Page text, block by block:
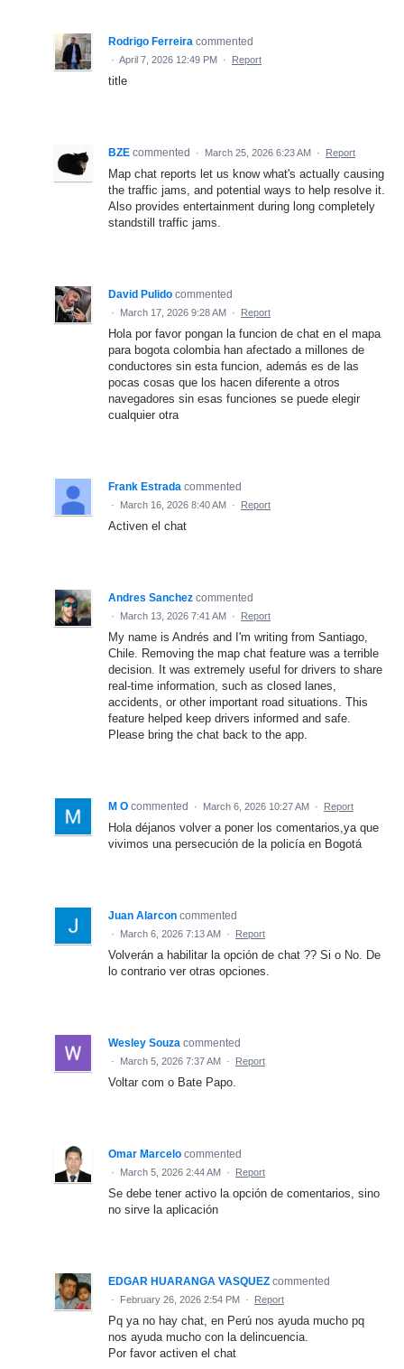
Rodrigo Ferreira commented
· April 7, 2026 12:49 PM · Report
title
BZE commented · March 25, 2026 6:23 AM · Report
Map chat reports let us know what's actually causing
the traffic jams, and potential ways to help resolve it.
Also provides entertainment during long completely
standstill traffic jams.
David Pulido commented
· March 17, 2026 9:28 AM · Report
Hola por favor pongan la funcion de chat en el mapa
para bogota colombia han afectado a millones de
conductores sin esta funcion, además es de las
pocas cosas que los hacen diferente a otros
navegadores sin esas funciones se puede elegir
cualquier otra
Frank Estrada commented
· March 16, 2026 8:40 AM · Report
Activen el chat
Andres Sanchez commented
· March 13, 2026 7:41 AM · Report
My name is Andrés and I'm writing from Santiago,
Chile. Removing the map chat feature was a terrible
decision. It was extremely useful for drivers to share
real-time information, such as closed lanes,
accidents, or other important road situations. This
feature helped keep drivers informed and safe.
Please bring the chat back to the app.
M O commented · March 6, 2026 10:27 AM · Report
Hola déjanos volver a poner los comentarios,ya que
vivimos una persecución de la policía en Bogotá
Juan Alarcon commented
· March 6, 2026 7:13 AM · Report
Volverán a habilitar la opción de chat ?? Si o No. De
lo contrario ver otras opciones.
Wesley Souza commented
· March 5, 2026 7:37 AM · Report
Voltar com o Bate Papo.
Omar Marcelo commented
· March 5, 2026 2:44 AM · Report
Se debe tener activo la opción de comentarios, sino
no sirve la aplicación
EDGAR HUARANGA VASQUEZ commented
· February 26, 2026 2:54 PM · Report
Pq ya no hay chat, en Perú nos ayuda mucho pq
nos ayuda mucho con la delincuencia.
Por favor activen el chat